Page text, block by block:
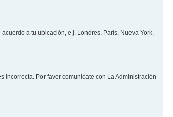
a tu ubicación, e.j. Londres, París, Nueva York,
Por favor comunicate con La Administración